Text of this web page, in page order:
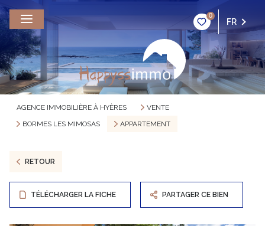
0
FR
AGENCE IMMOBILIÈRE À HYÈRES
VENTE
BORMES LES MIMOSAS
APPARTEMENT
RETOUR
TÉLÉCHARGER LA FICHE PARTAGER CE BIEN